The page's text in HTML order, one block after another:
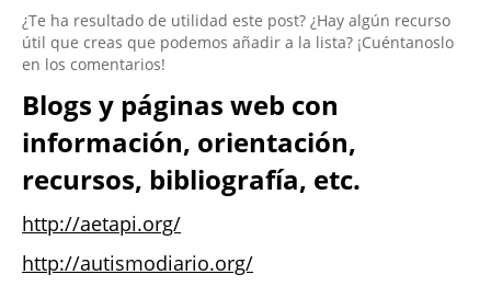
¿Te ha resultado de utilidad este post? ¿Hay algún recurso
útil que creas que podemos añadir a la lista? ¡Cuéntanoslo
en los comentarios!
Blogs y páginas web con
información, orientación,
recursos, bibliografía, etc.
http://aetapi.org/
http://autismodiario.org/